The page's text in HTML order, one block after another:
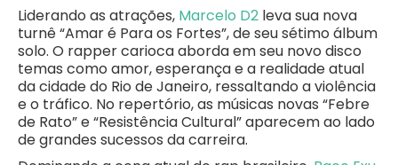
Liderando as atrações, Marcelo D2 leva sua nova
turnê “Amar é Para os Fortes”, de seu sétimo álbum
solo. O rapper carioca aborda em seu novo disco
temas como amor, esperança e a realidade atual
da cidade do Rio de Janeiro, ressaltando a violência
e o tráfico. No repertório, as músicas novas “Febre
de Rato” e “Resistência Cultural” aparecem ao lado
de grandes sucessos da carreira.